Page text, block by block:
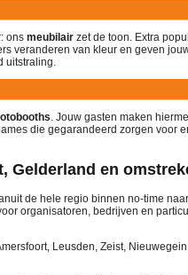
ons meubilair zet de toon. Extra
veranderen van kleur en geven
uitstraling.
. Jouw gasten maken
die gegarandeerd zorgen voor
Gelderland en
de hele regio binnen no-time
organisatoren, bedrijven en
Leusden, Zeist,